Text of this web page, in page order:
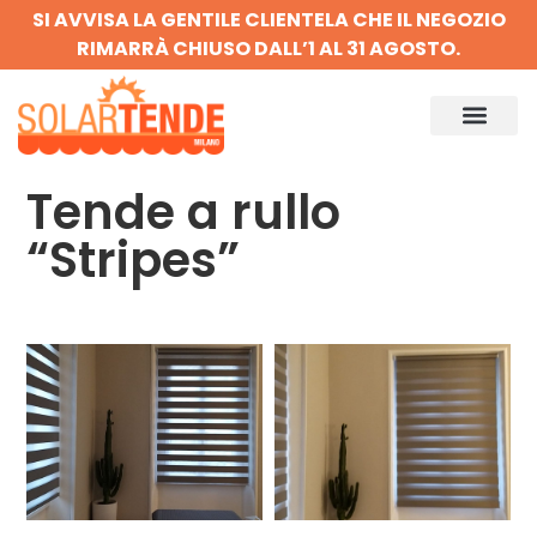
SI AVVISA LA GENTILE CLIENTELA CHE IL NEGOZIO
RIMARRÀ CHIUSO DALL’1 AL 31 AGOSTO.
Tende a rullo
“Stripes”